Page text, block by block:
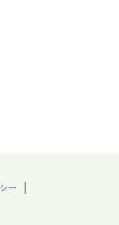
ー